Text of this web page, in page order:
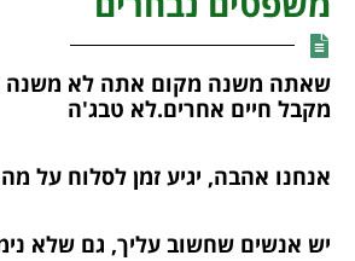
שאתה משנה מקום אתה לא משנה
מקבל חיים אחרים.לא טבג'ה
אנחנו אהבה, יגיע זמן לסלוח על
יש אנשים שחשוב עליך, גם שלא